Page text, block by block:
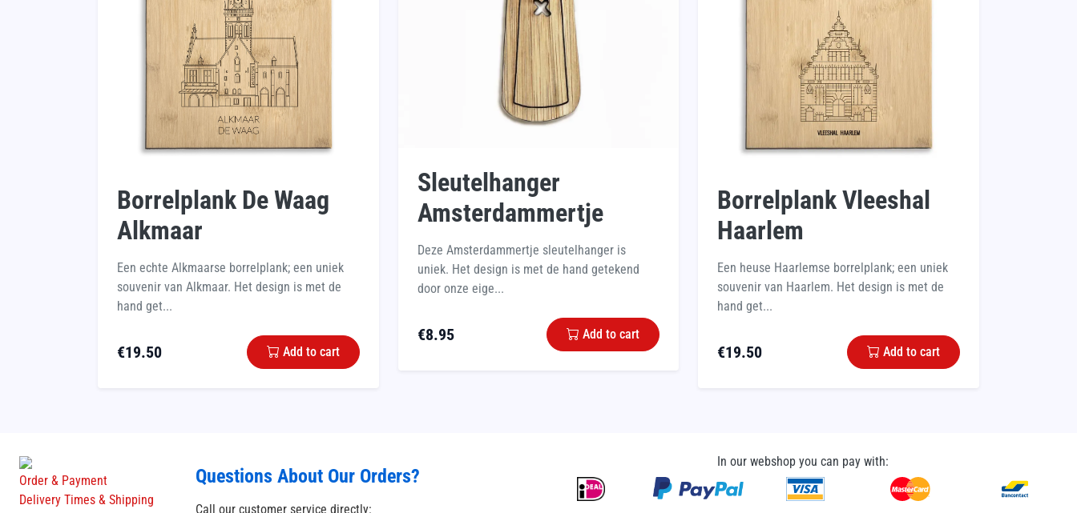
Borrelplank De Waag
Alkmaar
Een echte Alkmaarse borrelplank; een uniek
souvenir van Alkmaar. Het design is met de
hand get...
€19.50 Add to cart
Sleutelhanger
Amsterdammertje
Deze Amsterdammertje sleutelhanger is
uniek. Het design is met de hand getekend
door onze eige...
€8.95 Add to cart
Borrelplank Vleeshal
Haarlem
Een heuse Haarlemse borrelplank; een uniek
souvenir van Haarlem. Het design is met de
hand get...
€19.50 Add to cart
Order & Payment
Delivery Times & Shipping
Questions About Our Orders?
Call our customer service directly:
In our webshop you can pay with: